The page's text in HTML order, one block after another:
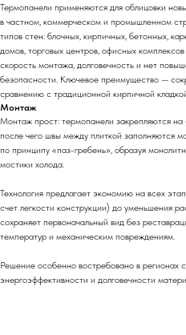
Термопанели применяются для облицовки
в частном, коммерческом и промышленном
типов стен: блочных, кирпичных, бетонных,
домов, торговых центров, офисных
скорость монтажа, долговечность и нет
безопасности. Ключевое преимущество —
сравнению с традиционной кирпичной
Монтаж
Монтаж прост: термопанели закрепляются
после чего швы между плиткой заполняются
по принципу «паз-гребень», образуя
мостики холода.
Технология предлагает экономию на всех
счет легкости конструкции) до уменьшения
сохраняет первоначальный вид без
температур и механическим повреждениям.
Решение особенно востребовано в регионах
энергоэффективности и долговечности